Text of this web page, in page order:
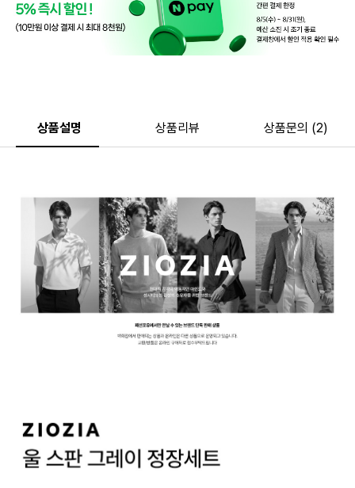
상품설명 상품리뷰 상품문의 (2)